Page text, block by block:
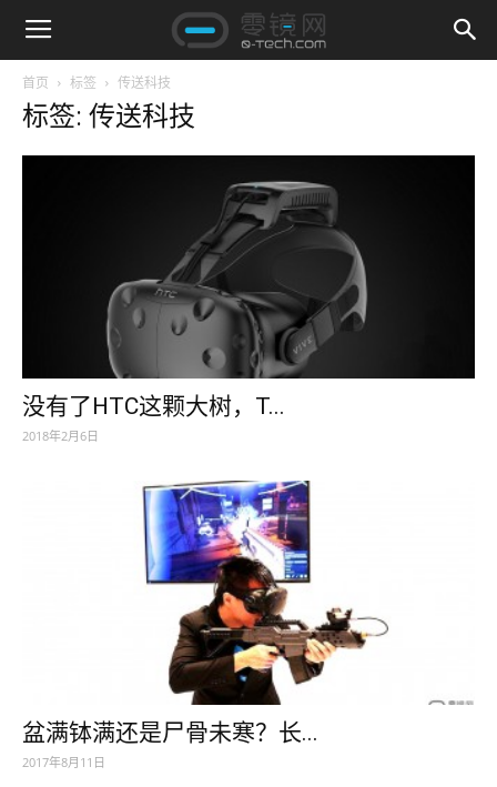
首页 标签 传送科技
标签: 传送科技
没有了HTC这颗大树，T...
2018年2月6日
盆满钵满还是尸骨未寒？长...
2017年8月11日